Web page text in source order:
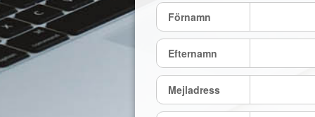
Förnamn
Efternamn
Mejladress